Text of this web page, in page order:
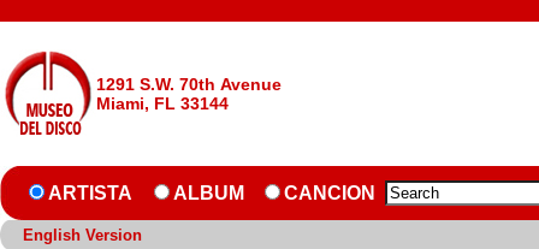
1291 S.W. 70th Avenue
Miami, FL 33144
ARTISTA ALBUM CANCION
English Version